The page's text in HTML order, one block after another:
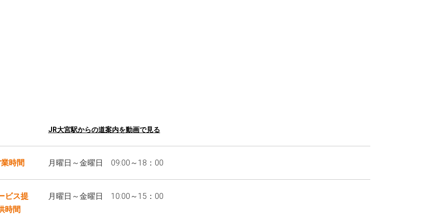
JR大宮駅からの道案内を動画で見る
時間 月曜日～金曜日 09:00～18：00
ビス提
時間
月曜日～金曜日 10:00～15：00